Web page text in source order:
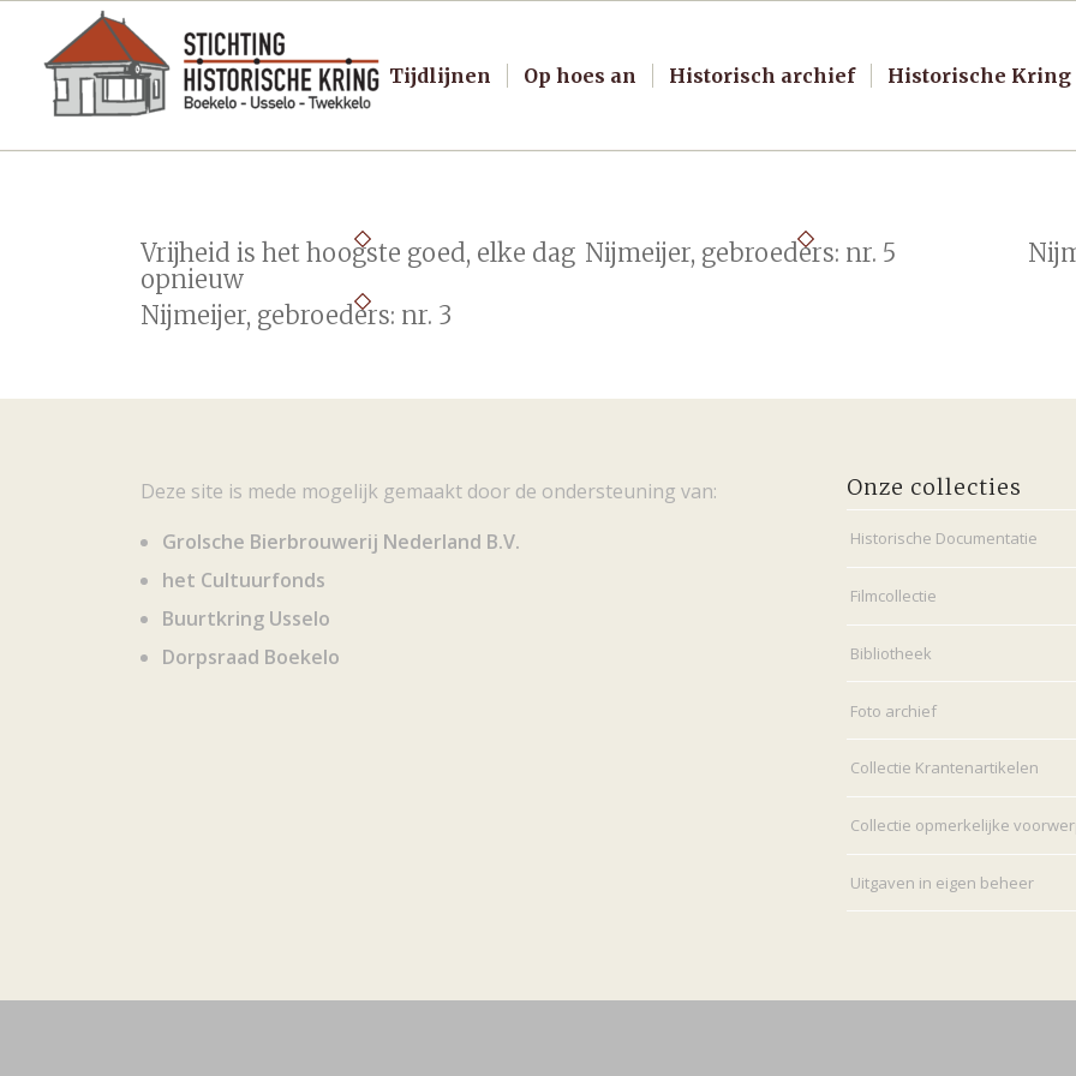
Tijdlijnen Op hoes an Historisch archief Historische Kring
Vrijheid is het hoogste goed, elke dag
opnieuw
Nijmeijer, gebroeders: nr. 5
Nijmeijer, gebroeders: nr. 3
Deze site is mede mogelijk gemaakt door de ondersteuning van:
Grolsche Bierbrouwerij Nederland B.V.
het Cultuurfonds
Buurtkring Usselo
Dorpsraad Boekelo
Onze collecties
Historische Documentatie
Filmcollectie
Bibliotheek
Foto archief
Collectie Krantenartikelen
Collectie opmerkelijke
Uitgaven in eigen beheer